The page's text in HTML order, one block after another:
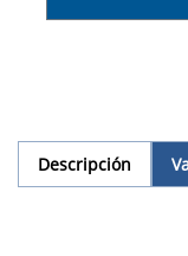
Descripción